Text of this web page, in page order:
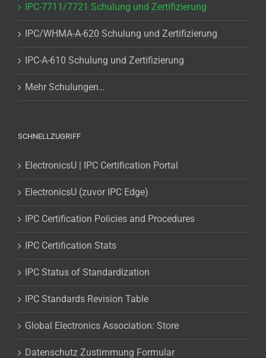
IPC-7711/7721 Schulung und Zertifizierung
IPC/WHMA-A-620 Schulung und Zertifizierung
IPC-A-610 Schulung und Zertifizierung
Mehr Schulungen…
SCHNELLZUGRIFF
ElectronicsU | IPC Certification Portal
ElectronicsU (zuvor IPC Edge)
IPC Certification Policies and Procedures
IPC Certification Stats
IPC Status of Standardization
IPC Standards Revision Table
Global Electronics Association: Store
Datenschutz Zustimmung Formular